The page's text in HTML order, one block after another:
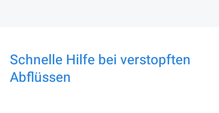
Schnelle Hilfe bei verstopften
Abflüssen